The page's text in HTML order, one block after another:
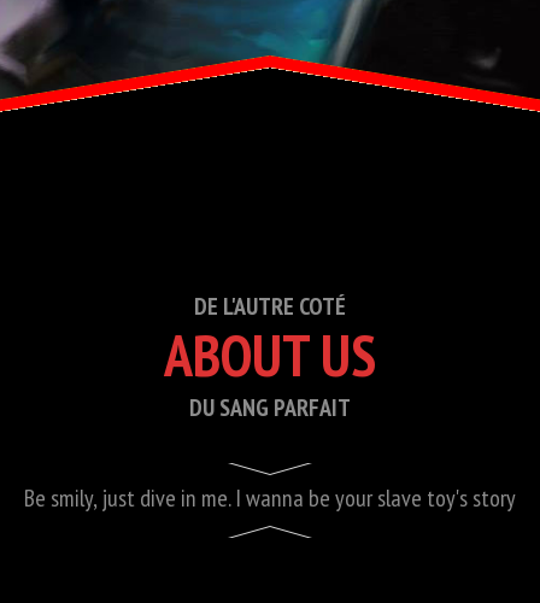
DE L'AUTRE COTÉ
ABOUT US
DU SANG PARFAIT
Be smily, just dive in me. I wanna be your slave toy's story